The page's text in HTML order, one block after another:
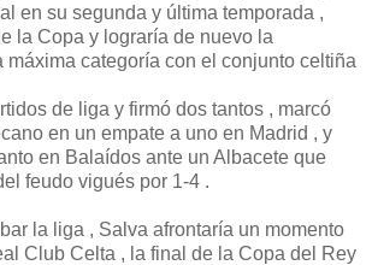
en su segunda y última temporada ,
la Copa y lograría de nuevo la
máxima categoría con el conjunto celtiña
de liga y firmó dos tantos , marcó
en un empate a uno en Madrid , y
en Balaídos ante un Albacete que
feudo vigués por 1-4 .
la liga , Salva afrontaría un momento
Club Celta , la final de la Copa del Rey